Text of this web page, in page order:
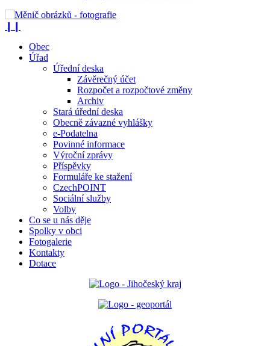
Obec
Úřad
Úřední deska
Závěrečný účet
Rozpočet a rozpočtové změny
Archiv
Stará úřední deska
Obecně závazné vyhlášky
e-Podatelna
Povinné informace
Výroční zprávy
Příspěvky
Formuláře ke stažení
CzechPOINT
Sociální služby
Volby
Co se u nás děje
Spolky v obci
Fotogalerie
Kontakty
Dotace